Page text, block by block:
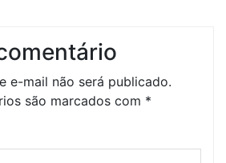
e-mail não será publicado.
são marcados com *